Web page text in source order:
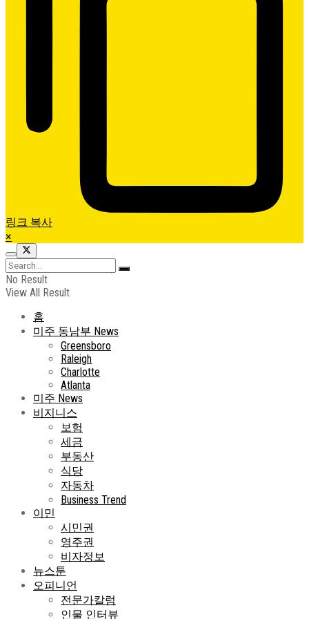
링크 복사
×
No Result
View All Result
홈
미주 동남부 News
Greensboro
Raleigh
Charlotte
Atlanta
미주 News
비지니스
보험
세금
부동산
식당
자동차
Business Trend
이민
시민권
영주권
비자정보
뉴스툰
오피니언
전문가칼럼
인물 인터뷰